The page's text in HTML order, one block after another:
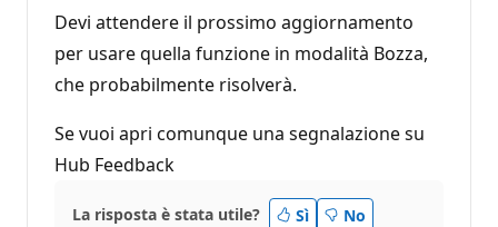
Devi attendere il prossimo aggiornamento
per usare quella funzione in modalità Bozza,
che probabilmente risolverà.
Se vuoi apri comunque una segnalazione su
Hub Feedback
La risposta è stata utile? Sì No